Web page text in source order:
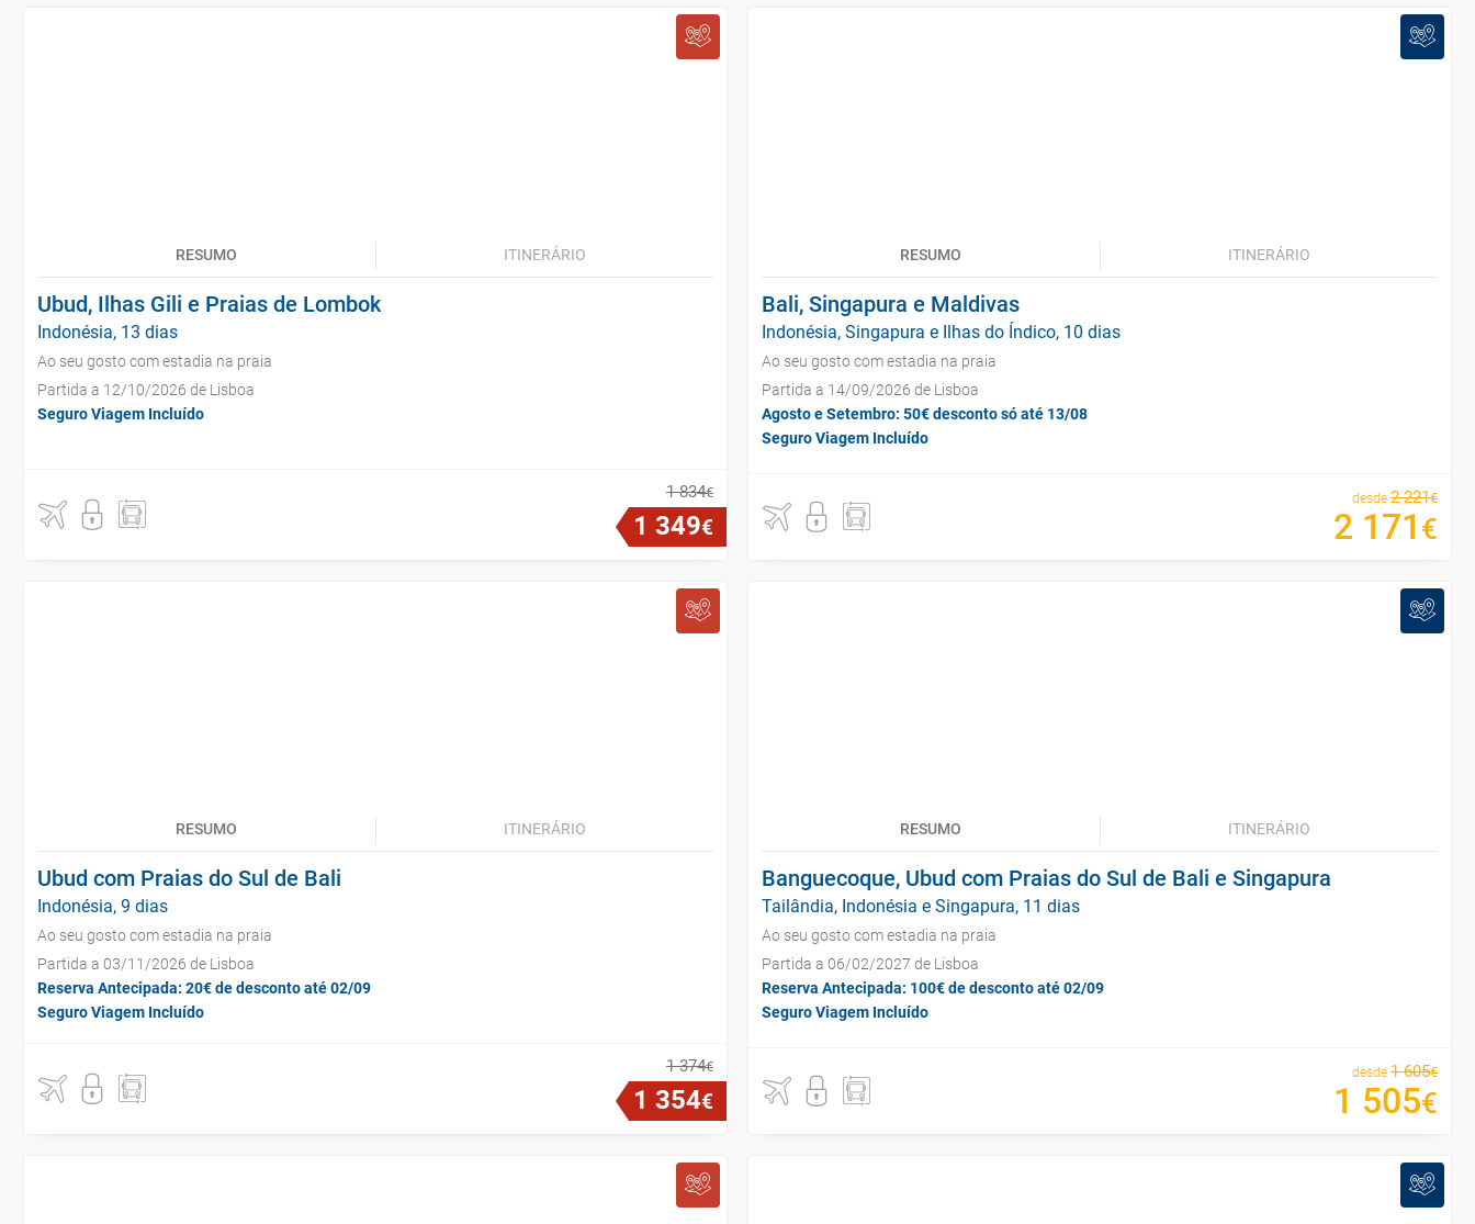
RESUMO ITINERÁRIO
Ubud, Ilhas Gili e Praias de Lombok
Indonésia, 13 dias
Ao seu gosto com estadia na praia
Partida a 12/10/2026 de Lisboa
Seguro Viagem Incluído
1 834€
1 349€
RESUMO ITINERÁRIO
Bali, Singapura e Maldivas
Indonésia, Singapura e Ilhas do Índico, 10 dias
Ao seu gosto com estadia na praia
Partida a 14/09/2026 de Lisboa
Agosto e Setembro: 50€ desconto só até 13/08
Seguro Viagem Incluído
desde 2 221€
2 171 €
RESUMO ITINERÁRIO
Ubud com Praias do Sul de Bali
Indonésia, 9 dias
Ao seu gosto com estadia na praia
Partida a 03/11/2026 de Lisboa
Reserva Antecipada: 20€ de desconto até 02/09
Seguro Viagem Incluído
1 374€
1 354€
RESUMO ITINERÁRIO
Banguecoque, Ubud com Praias do Sul de Bali e Singapura
Tailândia, Indonésia e Singapura, 11 dias
Ao seu gosto com estadia na praia
Partida a 06/02/2027 de Lisboa
Reserva Antecipada: 100€ de desconto até 02/09
Seguro Viagem Incluído
desde 1 605€
1 505€